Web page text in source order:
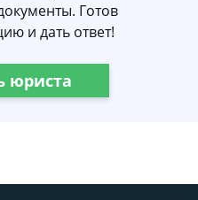
Готов
и дать ответ!
юриста